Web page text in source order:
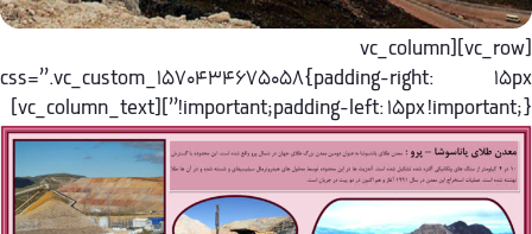
[vc_row][vc_column
css=”.vc_custom_1570434675058{padding-right:
!important;padding-left: 15px